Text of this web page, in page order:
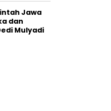
Jawa
dan
Mulyadi